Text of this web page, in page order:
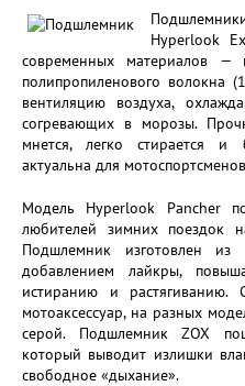
Hyperlook
современных материалов
полипропиленового волокна
вентиляцию воздуха,
согревающих в морозы.
мнется, легко стирается и
актуальна для
Модель Hyperlook Pancher
любителей зимних поездок
Подшлемник изготовлен из
добавлением лайкры,
истиранию и растягиванию.
мотоаксессуар, на разных
серой. Подшлемник ZOX
который выводит излишки
свободное «дыхание».